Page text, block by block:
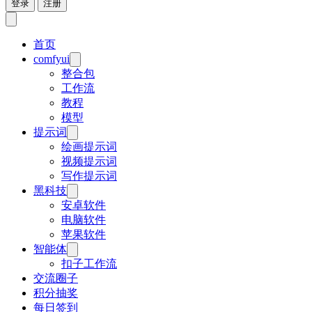
登录 注册
首页
comfyui
整合包
工作流
教程
模型
提示词
绘画提示词
视频提示词
写作提示词
黑科技
安卓软件
电脑软件
苹果软件
智能体
扣子工作流
交流圈子
积分抽奖
每日签到